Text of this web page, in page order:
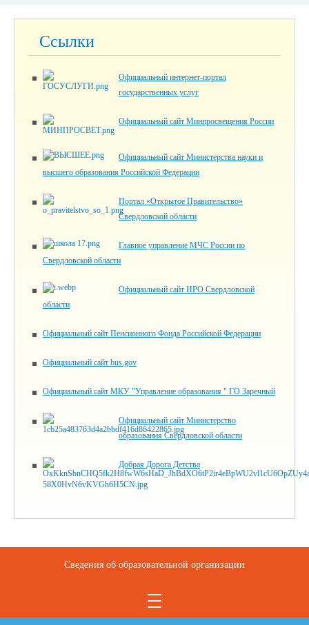
Ссылки
Официальный интернет-портал
государственных услуг
Официальный сайт Минпросвещения России
Официальный сайт Министерства науки и
высшего образования Российской Федерации
Портал «Открытое Правительство»
Свердловской области
Главное управление МЧС России по
Свердловской области
Официальный сайт ИРО Свердловской
области
Официальный сайт Пенсионного Фонда Российской Федерации
Официальный сайт bus.gov
Официальный сайт МКУ "Управление образования " ГО Заречный
Официальный сайт Министерство
образования Свердловской области
Добрая Дорога Детства
Сведения об образовательной организации